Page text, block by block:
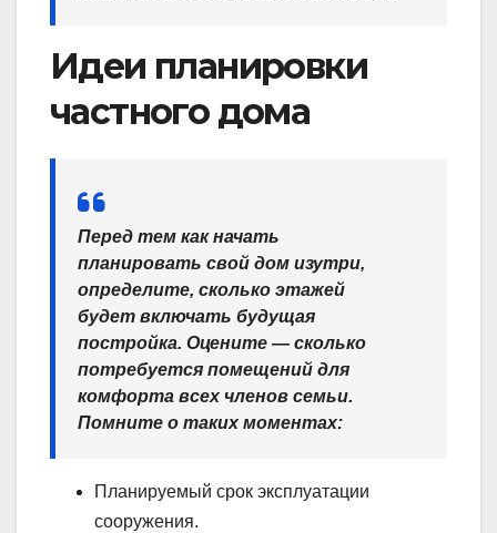
Идеи планировки
частного дома
Перед тем как начать
планировать свой дом изутри,
определите, сколько этажей
будет включать будущая
постройка. Оцените — сколько
потребуется помещений для
комфорта всех членов семьи.
Помните о таких моментах:
Планируемый срок эксплуатации
сооружения.